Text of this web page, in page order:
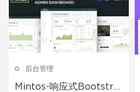
后台管理
Mintos-响应式Bootstra